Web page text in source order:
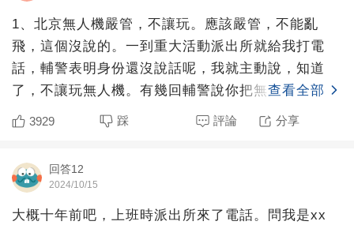
1、北京無人機嚴管，不讓玩。應該嚴管，不能亂
飛，這個沒說的。一到重大活動派出所就給我打電
話，輔警表明身份還沒說話呢，我就主動說，知道
了，不讓玩無人機。有幾回輔警說你把無人機交派出
所來吧，我明確拒絕。后
查看全部
3929 踩 評論 分享
回答12
2024/10/15
大概十年前吧，上班時派出所來了電話。問我是xx